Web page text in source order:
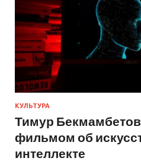
КУЛЬТУРА
Тимур Бекмамбетов
фильмом об
интеллекте